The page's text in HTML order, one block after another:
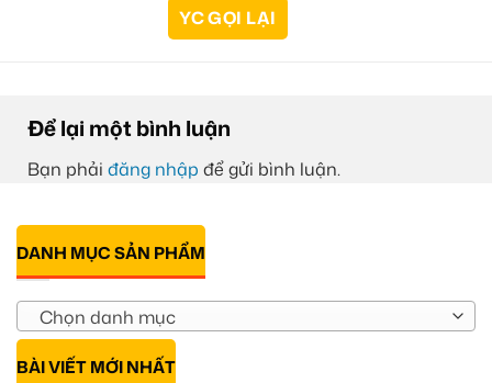
Để lại một bình luận
Bạn phải đăng nhập để gửi bình luận.
DANH MỤC SẢN PHẨM
Chọn danh mục
BÀI VIẾT MỚI NHẤT